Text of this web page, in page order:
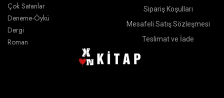
Çok Satanlar
Deneme-Öykü
Dergi
Roman
Sipariş Koşulları
Mesafeli Satış Sözleşmesi
Teslimat ve İade